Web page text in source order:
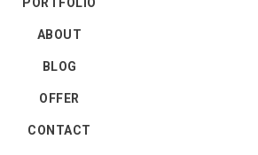
PORTFOLIO
ABOUT
BLOG
OFFER
CONTACT